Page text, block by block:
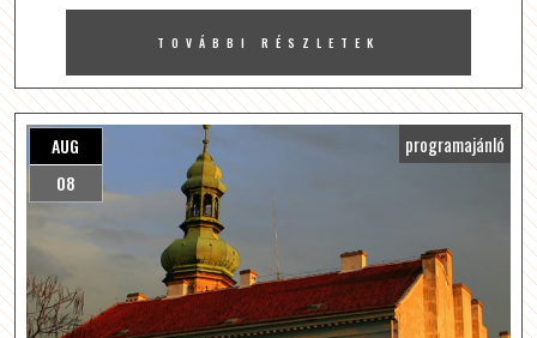
TOVÁBBI RÉSZLETEK
AUG
08
programajánló